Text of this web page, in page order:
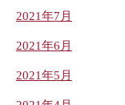
2021年7月
2021年6月
2021年5月